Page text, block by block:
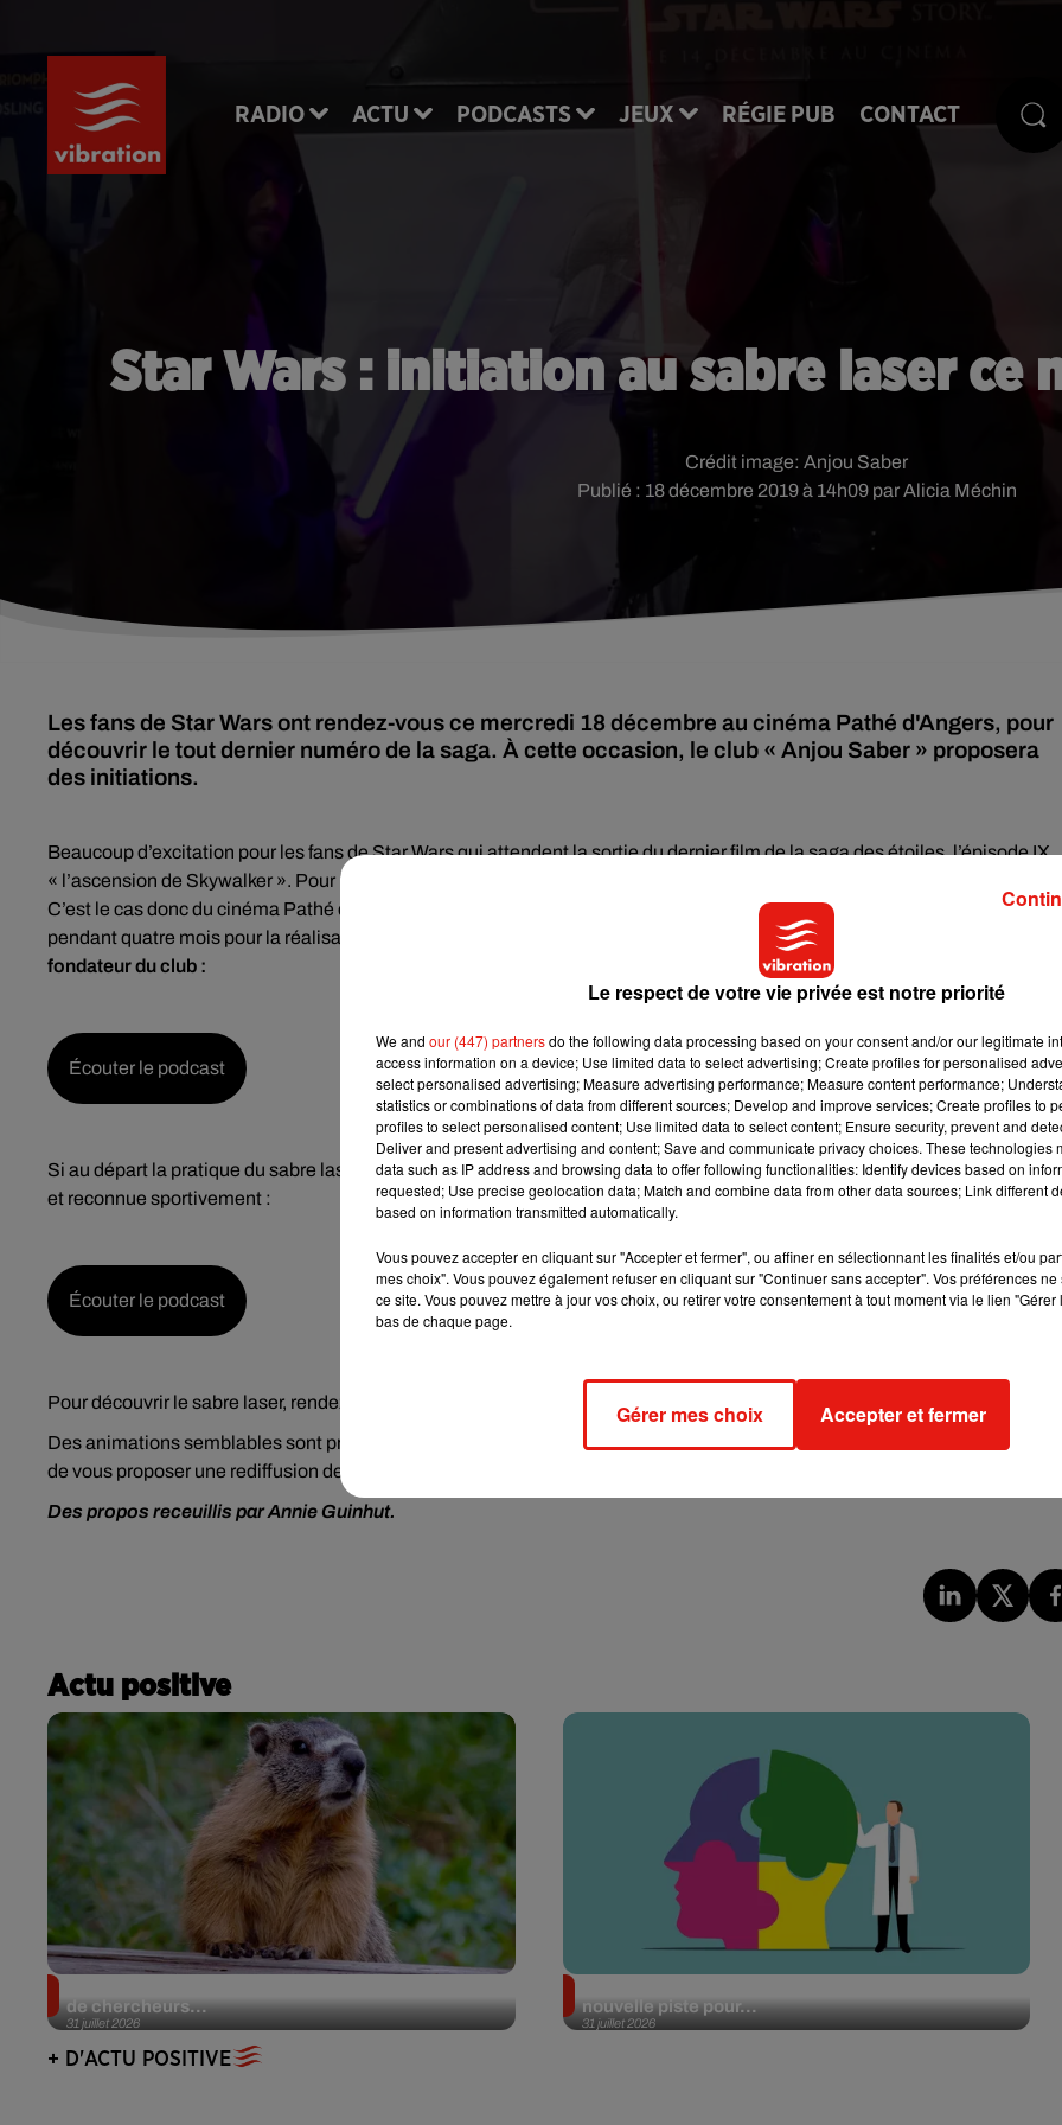
RADIO ACTU PODCASTS JEUX RÉGIE PUB CONTACT
Star Wars : initiation au sabre laser ce
Publié : 18 décembre 2019 à 14h09 par Alicia Méchin
Crédit image: Anjou Saber
Les fans de Star Wars ont rendez-vous ce mercredi 18 décembre au cinéma Pathé d'Angers, pour
découvrir le tout dernier numéro de la saga. À cette occasion, le club « Anjou Saber » proposera
des initiations.
Beaucoup d’excitation pour les fans de Star Wars qui attendent la sortie du dernier film de la saga des étoiles, l’épisode IX
« l’ascension de Skywalker ». Pour l’occasion, certains cinémas ont choisi de proposer quelques animations pour le public.
C’est le cas donc du cinéma Pathé d’Angers qui va accueillir les membres du club
"Anjou Saber"
. 20 personnes ont
pendant quatre mois pour la réalisation d’un show qui sera présenté ce mercredi soir. Précisions de
fondateur du club :
Écouter le podcast
Si au départ la pratique du sabre laser n’était qu’enfantine, et ludique, c’est devenu aujourd’hui une discipline très
et reconnue sportivement :
Écouter le podcast
Pour découvrir le sabre laser, rendez-vous donc ce mercredi soir dès 18h au cinéma Pathé d’Angers.
Des animations semblables sont prévues aussi au Cinémovida à Cholet. En revanche, Cinéville aux Ponts-de-Cé a choisi
de vous proposer une rediffusion des épisodes précédents ce vendredi 20 décembre à partir de 19h.
Des propos receuillis par Annie Guinhut.
Actu positive
31 juillet 2026
de chercheurs...
31 juillet 2026
nouvelle piste pour...
+ D'ACTU POSITIVE
Le respect de votre vie privée est notre priorité
We and our (447) partnersdo the following data processing based on your consent and/or our legitimate
access information on a device; Use limited data to select advertising; Create profiles for personalised
select personalised advertising; Measure advertising performance; Measure content performance;
statistics or combinations of data from different sources; Develop and improve services; Create profiles to
profiles to select personalised content; Use limited data to select content; Ensure security, prevent and
Deliver and present advertising and content; Save and communicate privacy choices. These technologies
data such as IP address and browsing data to offer following functionalities: Identify devices based on
requested; Use precise geolocation data; Match and combine data from other data sources; Link different
based on information transmitted automatically.
Vous pouvez accepter en cliquant sur "Accepter et fermer", ou affiner en sélectionnant les finalités et/ou
mes choix". Vous pouvez également refuser en cliquant sur "Continuer sans accepter". Vos préférences
ce site. Vous pouvez mettre à jour vos choix, ou retirer votre consentement à tout moment via le lien
bas de chaque page.
Gérer mes choix Accepter et fermer